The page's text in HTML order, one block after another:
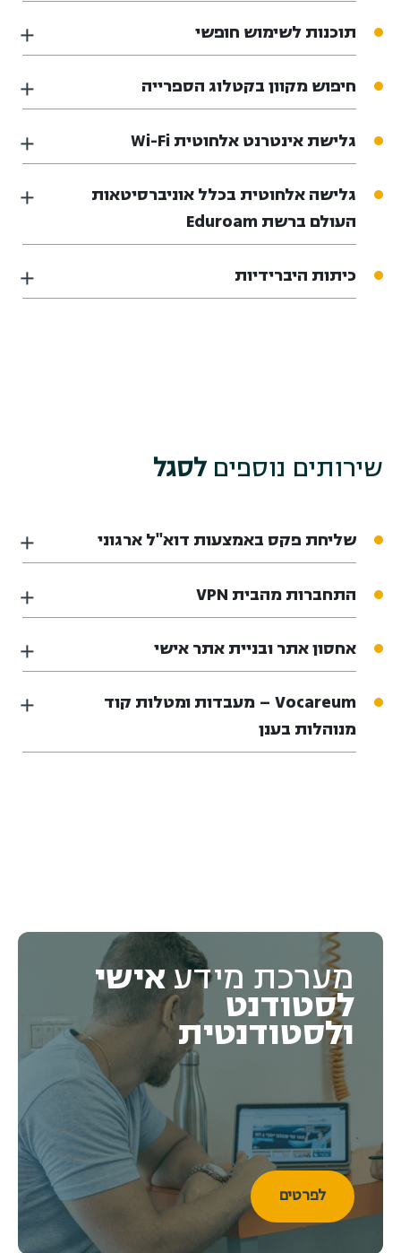
תוכנות לשימוש חופשי
חיפוש מקוון בקטלוג הספרייה
גלישת אינטרנט אלחוטית Wi-Fi
גלישה אלחוטית בכלל אוניברסיטאות
העולם ברשת Eduroam
כיתות היברידיות
שירותים נוספיםלסגל
שליחת פקס באמצעות דוא"ל ארגוני
התחברות מהבית VPN
אחסון אתר ובניית אתר אישי
Vocareum – מעבדות ומטלות קוד
מנוהלות בענן
מערכת מידעאישי
לסטודנט
ולסטודנטית
לפרטים